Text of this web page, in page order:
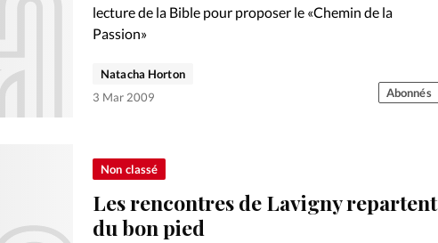
lecture de la Bible pour proposer le «Chemin de la
Passion»
Natacha Horton
3 Mar 2009
Abonnés
Non classé
Les rencontres de Lavigny repartent
du bon pied